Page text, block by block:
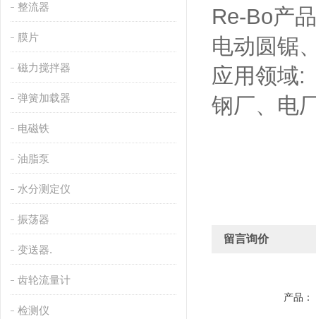
整流器
膜片
磁力搅拌器
弹簧加载器
电磁铁
油脂泵
水分测定仪
振荡器
变送器.
齿轮流量计
检测仪
Re-Bo产
电动圆锯
应用领域:
钢厂、电
留言询价
产品：